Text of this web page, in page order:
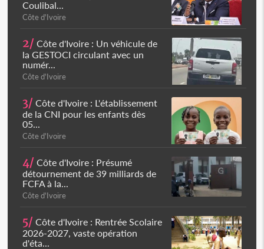
Coulibal...
Côte d'Ivoire
2/ Côte d'Ivoire : Un véhicule de
la GESTOCI circulant avec un
numér...
Côte d'Ivoire
3/ Côte d'Ivoire : L'établissement
de la CNI pour les enfants dès
05...
Côte d'Ivoire
4/ Côte d'Ivoire : Présumé
détournement de 39 milliards de
FCFA à la...
Côte d'Ivoire
5/ Côte d'Ivoire : Rentrée Scolaire
2026-2027, vaste opération
d'éta...